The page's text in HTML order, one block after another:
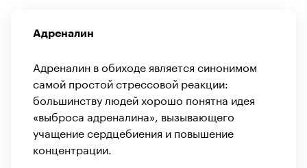
Адреналин
Адреналин в обиходе является синонимом
самой простой стрессовой реакции:
большинству людей хорошо понятна идея
«выброса адреналина», вызывающего
учащение сердцебиения и повышение
концентрации.